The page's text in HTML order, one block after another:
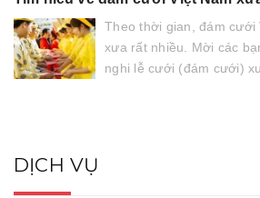
Theo thời gian, đám cưới
xưa rất nhiều. Mời các
nghi lễ cưới (đám cưới)
DỊCH VỤ